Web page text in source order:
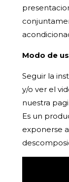
Modo de
Seguir la
y/o ver el
nuestra
Es un
exponerse